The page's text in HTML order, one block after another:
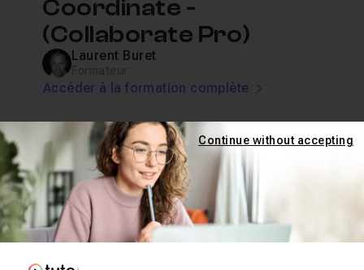
Coordinate -
(Collaborate Pro)
Laurent Buret
Accéder à la formation complète